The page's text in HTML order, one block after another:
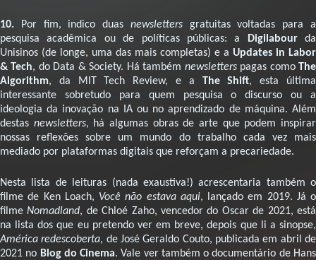
10. Por fim, indico duas newsletters gratuitas voltadas para a
pesquisa acadêmica ou de políticas públicas: a
Digilabourda
Unisinos (de longe, uma das mais completas) e a Updates in Labor
& Tech, do Data & Society. Há também newsletterspagas comoThe
Algorithm, da MIT Tech Review, e a The Shift, esta última
interessante sobretudo para quem pesquisa o discurso ou a
ideologia da inovação na IA ou no aprendizado de máquina. Além
destas newsletters, há algumas obras de arte que podem inspirar
nossas reflexões sobre um mundo do trabalho cada vez mais
mediado por plataformas digitais que reforçam a precariedade.
Nesta lista de leituras (nada exaustiva!) acrescentaria também o
filme de Ken Loach, Você não estava aqui, lançado em 2019. Já o
filmeNomadland, de Chloé Zaho, vencedor do Oscar de 2021, está
na lista dos que eu pretendo ver em breve, depois que li a sinopse,
América redescoberta, de José Geraldo Couto, publicada em abril de
2021 no Blog do Cinema. Vale ver também o documentário de Hans